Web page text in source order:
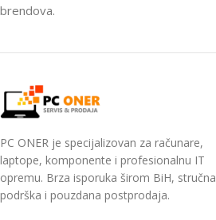
brendova.
PC ONER je specijalizovan za računare,
laptope, komponente i profesionalnu IT
opremu. Brza isporuka širom BiH, stručna
podrška i pouzdana postprodaja.